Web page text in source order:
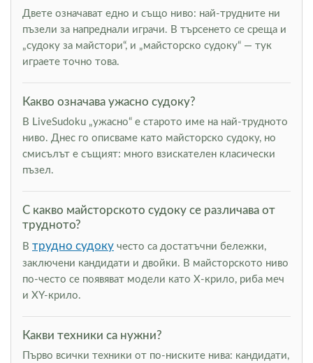
Двете означават едно и също ниво: най-трудните ни
пъзели за напреднали играчи. В търсенето се среща и
„судоку за майстори“, и „майсторско судоку“ — тук
играете точно това.
Какво означава ужасно судоку?
В LiveSudoku „ужасно“ е старото име на най-трудното
ниво. Днес го описваме като майсторско судоку, но
смисълът е същият: много взискателен класически
пъзел.
С какво майсторското судоку се различава от
трудното?
В трудно судоку често са достатъчни бележки,
заключени кандидати и двойки. В майсторското ниво
по-често се появяват модели като Х-крило, риба меч
и XY-крило.
Какви техники са нужни?
Първо всички техники от по-ниските нива: кандидати,